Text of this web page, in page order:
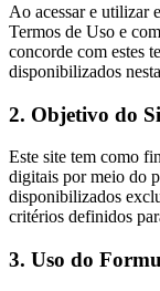
Ao acessar e utilizar
Termos de Uso e
concorde com estes
disponibilizados
2. Objetivo do
Este site tem como
digitais por meio do
disponibilizados
critérios definidos
3. Uso do